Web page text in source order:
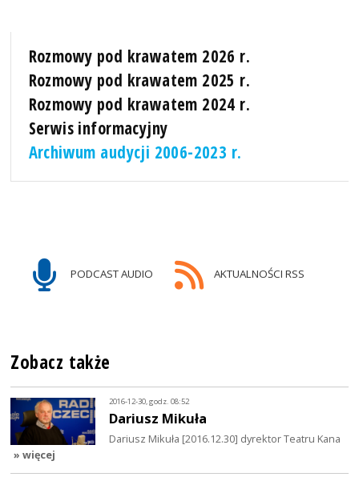
Rozmowy pod krawatem 2026 r.
Rozmowy pod krawatem 2025 r.
Rozmowy pod krawatem 2024 r.
Serwis informacyjny
Archiwum audycji 2006-2023 r.
PODCAST AUDIO AKTUALNOŚCI RSS
Zobacz także
2016-12-30, godz. 08:52
Dariusz Mikuła
Dariusz Mikuła [2016.12.30] dyrektor Teatru Kana
» więcej